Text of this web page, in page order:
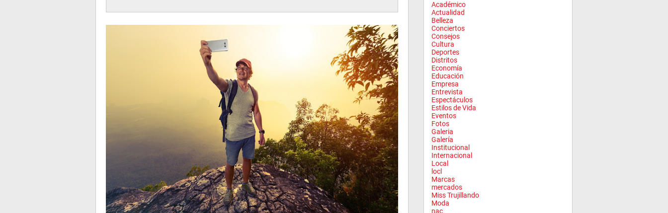
Académico
Actualidad
Belleza
Conciertos
Consejos
Cultura
Deportes
Distritos
Economía
Educación
Empresa
Entrevista
Espectáculos
Estilos de Vida
Eventos
Fotos
Galeria
Galería
Institucional
Internacional
Local
locl
Marcas
mercados
Miss Trujillando
Moda
nac